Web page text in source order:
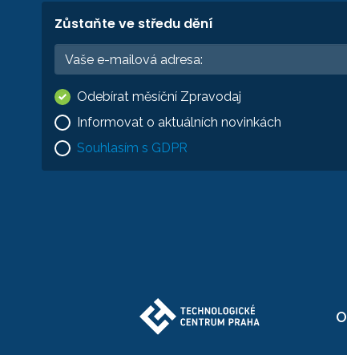
Zůstaňte ve středu dění
Odebírat měsíční Zpravodaj
Informovat o aktuálních novinkách
Souhlasím s GDPR